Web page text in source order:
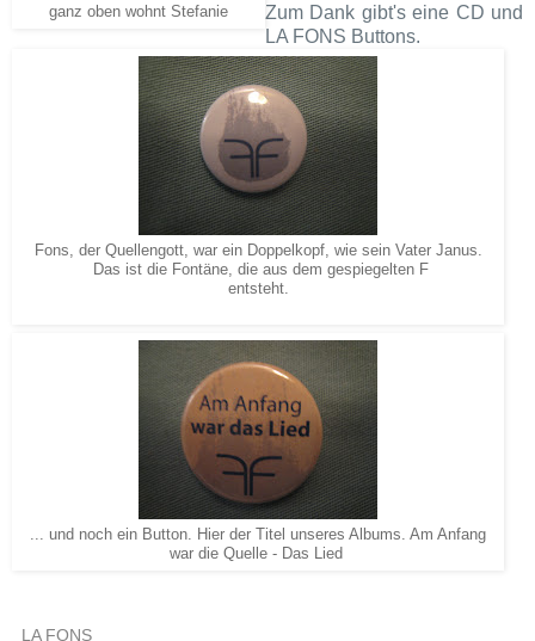
ganz oben wohnt Stefanie
Zum Dank gibt's eine CD und
LA FONS Buttons.
Fons, der Quellengott, war ein Doppelkopf, wie sein Vater Janus.
Das ist die Fontäne, die aus dem gespiegelten F
entsteht.
... und noch ein Button. Hier der Titel unseres Albums. Am Anfang
war die Quelle - Das Lied
LA FONS